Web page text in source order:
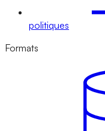
politiques
Formats